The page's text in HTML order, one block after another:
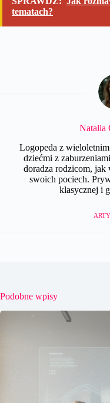
tematach?
Natalia
Logopeda z
dziećmi z
doradza rodzicom,
swoich pociech.
klasycznej i
Podobne wpisy